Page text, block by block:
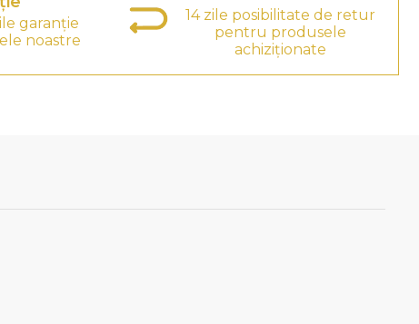
garanție
noastre
14 zile posibilitate de retur
pentru produsele
achiziționate